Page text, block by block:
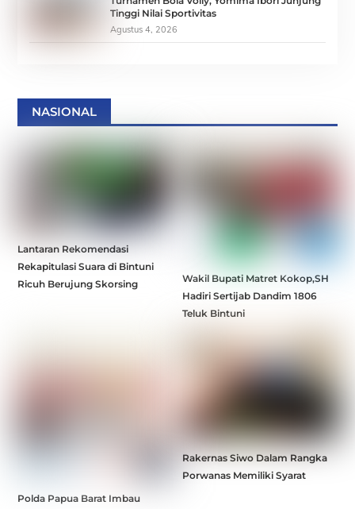
Tinggi Nilai Sportivitas
Agustus 4, 2026
NASIONAL
Lantaran Rekomendasi
Rekapitulasi Suara di Bintuni
Ricuh Berujung Skorsing
Wakil Bupati Matret Kokop,SH
Hadiri Sertijab Dandim 1806
Teluk Bintuni
Polda Papua Barat Imbau
Rakernas Siwo Dalam Rangka
Porwanas Memiliki Syarat